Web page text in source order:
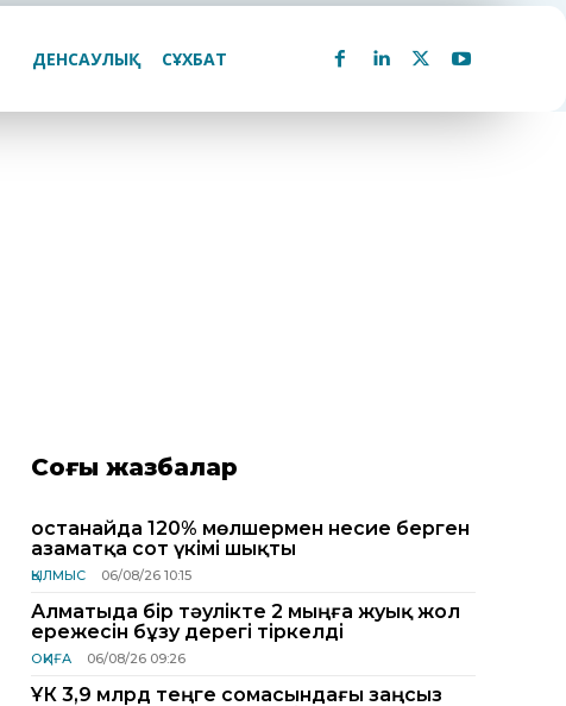
ДЕНСАУЛЫҚ СҰХБАТ
Соңғы жазбалар
Қостанайда 120% мөлшермен несие берген
азаматқа сот үкімі шықты
ҚЫЛМЫС 06/08/26 10:15
Алматыда бір тәулікте 2 мыңға жуық жол
ережесін бұзу дерегі тіркелді
ОҚИҒА 06/08/26 09:26
ҰҚК 3,9 млрд теңге сомасындағы заңсыз